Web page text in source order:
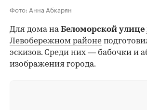
Фото: Анна Абкарян
Для дома наБеломорской улице
Левобережном районе
эскизов. Среди них — бабочки и
изображения города.